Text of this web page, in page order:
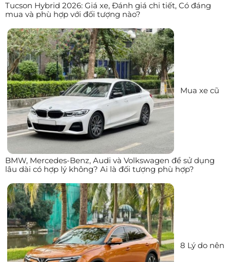
Tucson Hybrid 2026: Giá xe, Đánh giá chi tiết, Có đáng
mua và phù hợp với đối tượng nào?
Mua xe cũ
BMW, Mercedes-Benz, Audi và Volkswagen để sử dụng
lâu dài có hợp lý không? Ai là đối tượng phù hợp?
8 Lý do nên